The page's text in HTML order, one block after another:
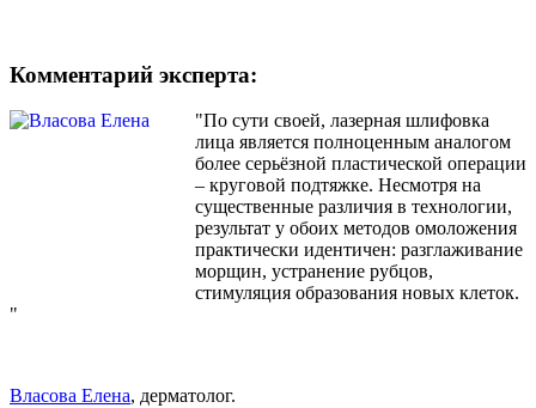
Комментарий эксперта:
"По сути своей, лазерная шлифовка
лица является полноценным аналогом
более серьёзной пластической операции
– круговой подтяжке. Несмотря на
существенные различия в технологии,
результат у обоих методов омоложения
практически идентичен: разглаживание
морщин, устранение рубцов,
стимуляция образования новых клеток.
"
Власова Елена, дерматолог.